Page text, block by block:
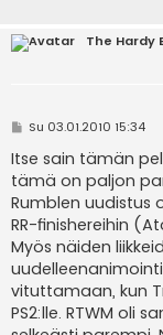
The Hardy
V
e
s
t
i
Su 03.01.2010 15:34
Itse sain tämän
tämä on paljon
Rumblen uudistus
RR-finishereihin
Myös näiden
vituttamaan, kun
PS2:lle. RTWM oli